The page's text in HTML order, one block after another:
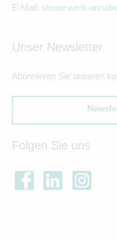
E-Mail: steuer.werk-
Unser Newsletter
Abonnieren Sie unseren
Folgen Sie uns